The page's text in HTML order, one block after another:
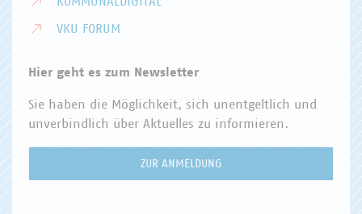
VKU FORUM
Hier geht es zum Newsletter
Sie haben die Möglichkeit, sich unentgeltlich und
unverbindlich über Aktuelles zu informieren.
ZUR ANMELDUNG